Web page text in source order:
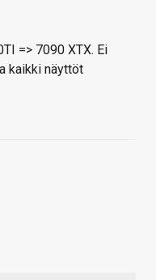
=> 7090 XTX. Ei
kaikki näyttöt